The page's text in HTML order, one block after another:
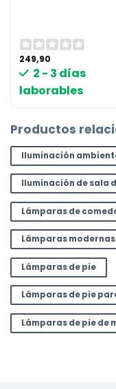
249,90
2 - 3 días
laborables
Productos
Iluminación
Iluminación de sala
Lámparas de
Lámparas modernas
Lámparas de pie
Lámparas de pie
Lámparas de pie de